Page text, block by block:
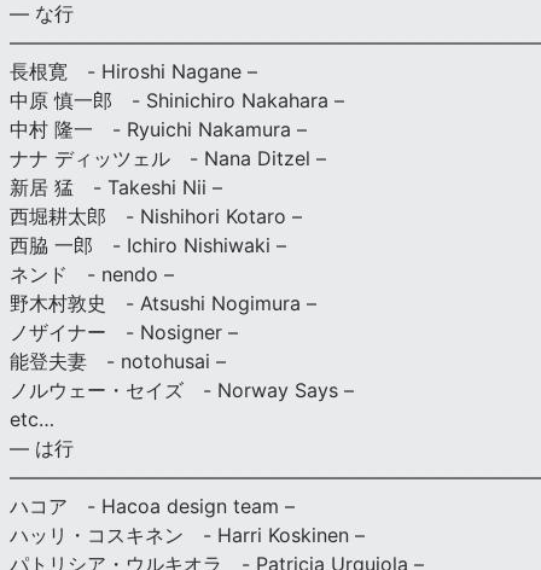
— な行
長根寛 - Hiroshi Nagane –
中原 慎一郎 - Shinichiro Nakahara –
中村 隆一 - Ryuichi Nakamura –
ナナ ディッツェル - Nana Ditzel –
新居 猛 - Takeshi Nii –
西堀耕太郎 - Nishihori Kotaro –
西脇 一郎 - Ichiro Nishiwaki –
ネンド - nendo –
野木村敦史 - Atsushi Nogimura –
ノザイナー - Nosigner –
能登夫妻 - notohusai –
ノルウェー・セイズ - Norway Says –
etc…
— は行
ハコア - Hacoa design team –
ハッリ・コスキネン - Harri Koskinen –
パトリシア・ウルキオラ - Patricia Urquiola –